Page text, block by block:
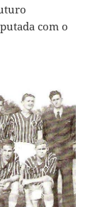
com o